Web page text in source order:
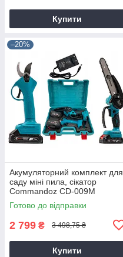
Купити
–20%
Акумуляторний комплект для
саду міні пила, сікатор
Commandoz CD-009M
Готово до відправки
2 799 ₴ 3 498,75 ₴
Купити